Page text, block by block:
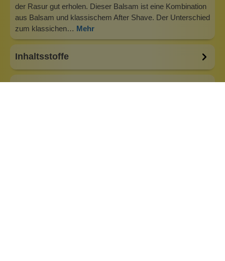
der Rasur gut erholen. Dieser Balsam ist eine Kombination
aus Balsam und klassischem After Shave. Der Unterschied
zum klassichen… Mehr
Inhaltsstoffe